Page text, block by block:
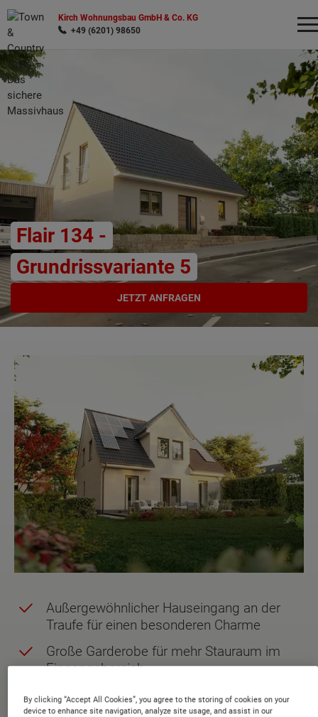
Kirch Wohnungsbau GmbH & Co. KG
+49 (6201) 98650
Flair 134 -
Grundrissvariante 5
JETZT ANFRAGEN
Außergewöhnlicher Hauseingang an der
Traufe für einen besonderen Charme
Große Garderobe für mehr Stauraum im
Eingangsbereich
JETZT ANFRAGEN
Wonach möchten Sie suchen?
By clicking “Accept All Cookies”, you agree to the storing of cookies on your
device to enhance site navigation, analyze site usage, and assist in our